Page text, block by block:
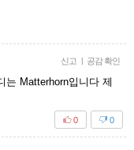
신고 | 공감 확인
는 Matterhorn입니다 제
0
0